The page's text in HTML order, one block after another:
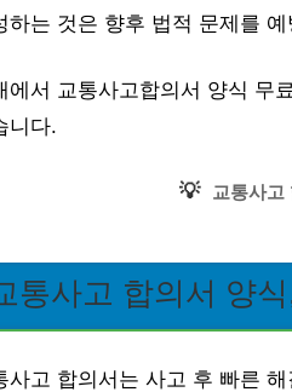
하는 것은 향후 법적 문제를
에서 교통사고합의서 양식 무
니다.
💡 교통사고
통사고 합의서 양
사고 합의서는 사고 후 빠른